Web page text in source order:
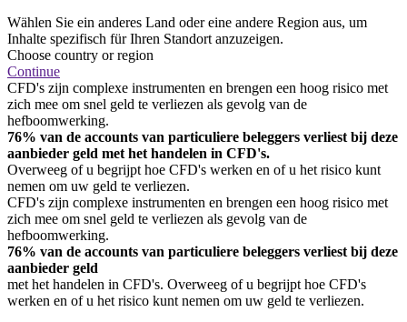
Wählen Sie ein anderes Land oder eine andere Region aus, um
Inhalte spezifisch für Ihren Standort anzuzeigen.
Choose country or region
Continue
CFD's zijn complexe instrumenten en brengen een hoog risico met
zich mee om snel geld te verliezen als gevolg van de
hefboomwerking.
76% van de accounts van particuliere beleggers verliest bij deze
aanbieder geld met het handelen in CFD's.
Overweeg of u begrijpt hoe CFD's werken en of u het risico kunt
nemen om uw geld te verliezen.
CFD's zijn complexe instrumenten en brengen een hoog risico met
zich mee om snel geld te verliezen als gevolg van de
hefboomwerking.
76% van de accounts van particuliere beleggers verliest bij deze
aanbieder geld
met het handelen in CFD's. Overweeg of u begrijpt hoe CFD's
werken en of u het risico kunt nemen om uw geld te verliezen.